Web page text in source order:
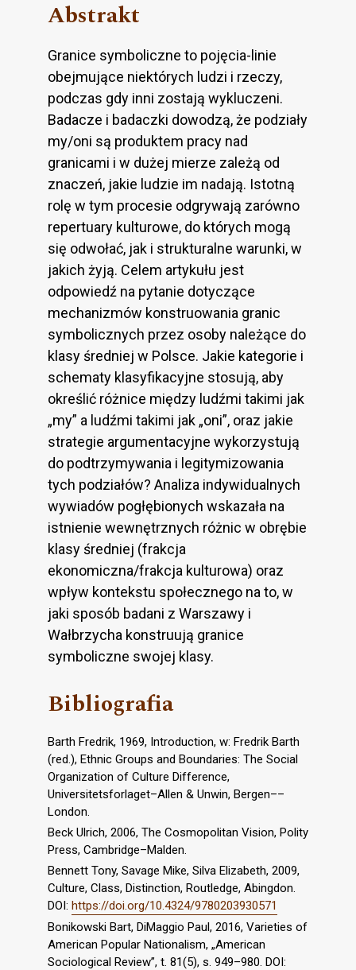
Abstrakt
Granice symboliczne to pojęcia-linie
obejmujące niektórych ludzi i rzeczy,
podczas gdy inni zostają wykluczeni.
Badacze i badaczki dowodzą, że podziały
my/oni są produktem pracy nad
granicami i w dużej mierze zależą od
znaczeń, jakie ludzie im nadają. Istotną
rolę w tym procesie odgrywają zarówno
repertuary kulturowe, do których mogą
się odwołać, jak i strukturalne warunki, w
jakich żyją. Celem artykułu jest
odpowiedź na pytanie dotyczące
mechanizmów konstruowania granic
symbolicznych przez osoby należące do
klasy średniej w Polsce. Jakie kategorie i
schematy klasyfikacyjne stosują, aby
określić różnice między ludźmi takimi jak
„my” a ludźmi takimi jak „oni”, oraz jakie
strategie argumentacyjne wykorzystują
do podtrzymywania i legitymizowania
tych podziałów? Analiza indywidualnych
wywiadów pogłębionych wskazała na
istnienie wewnętrznych różnic w obrębie
klasy średniej (frakcja
ekonomiczna/frakcja kulturowa) oraz
wpływ kontekstu społecznego na to, w
jaki sposób badani z Warszawy i
Wałbrzycha konstruują granice
symboliczne swojej klasy.
Bibliografia
Barth Fredrik, 1969, Introduction, w: Fredrik Barth
(red.), Ethnic Groups and Boundaries: The Social
Organization of Culture Difference,
Universitetsforlaget–Allen & Unwin, Bergen––
London.
Beck Ulrich, 2006, The Cosmopolitan Vision, Polity
Press, Cambridge–Malden.
Bennett Tony, Savage Mike, Silva Elizabeth, 2009,
Culture, Class, Distinction, Routledge, Abingdon.
DOI: https://doi.org/10.4324/9780203930571
Bonikowski Bart, DiMaggio Paul, 2016, Varieties of
American Popular Nationalism, „American
Sociological Review”, t. 81(5), s. 949–980. DOI: